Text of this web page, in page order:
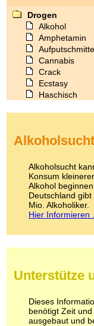
Drogen
Alkohol
Amphetamin
Cannabis
Crack
Ecstasy
Haschisch
Kokain
LSD
Marihuana
Medikamente
Meskalin
Methadon
Pilze
Schlafmittel
Schmerzmittel
Alkoholsucht
Alkoholsucht
Konsum
Alkohol
Deutschland
Mio. Alkoholiker.
Hier Informieren ...
Unterstütze
Dieses
benötigt Zeit
ausgebaut und